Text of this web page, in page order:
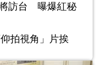
將訪台 曝爆紅秘
拍視角」片挨